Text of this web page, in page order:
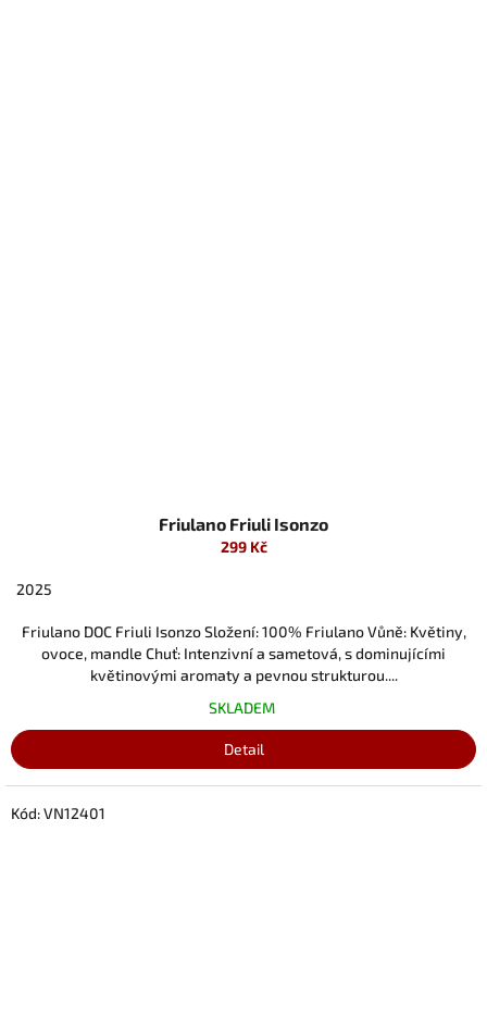
Friulano Friuli Isonzo
299 Kč
2025
Friulano DOC Friuli Isonzo Složení: 100% Friulano Vůně: Květiny,
ovoce, mandle Chuť: Intenzivní a sametová, s dominujícími
květinovými aromaty a pevnou strukturou....
SKLADEM
Detail
Kód:VN12401